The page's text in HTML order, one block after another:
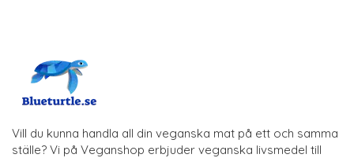
Vill du kunna handla all din veganska mat på ett och samma
ställe? Vi på Veganshop erbjuder veganska livsmedel till